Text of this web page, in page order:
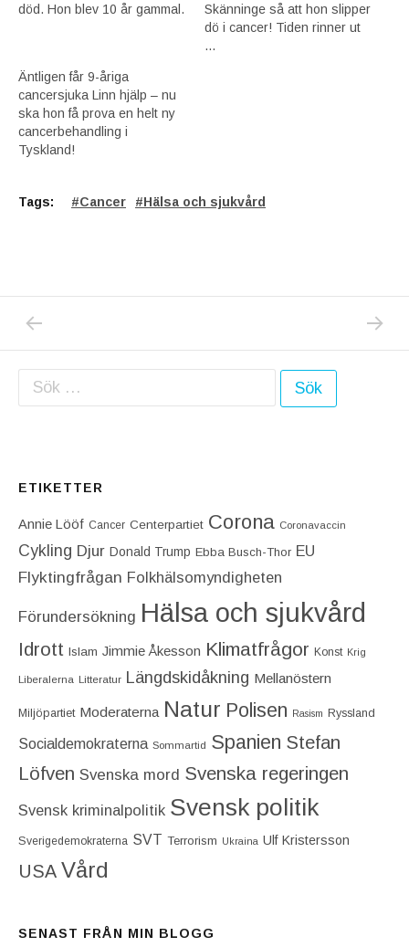
död. Hon blev 10 år gammal.
Skänninge så att hon slipper
dö i cancer! Tiden rinner ut
…
Äntligen får 9-åriga
cancersjuka Linn hjälp – nu
ska hon få prova en helt ny
cancerbehandling i
Tyskland!
Tags: Cancer Hälsa och sjukvård
Inläggsnavigering
PREVIOUS POST: JAG ÄR FRISK! JAG ÄR
NEXT
Sök efter:
ETIKETTER
Annie Lööf Cancer Centerpartiet‎ Corona Coronavaccin
Cykling Djur Donald Trump Ebba Busch-Thor EU
Flyktingfrågan Folkhälsomyndigheten
Förundersökning Hälsa och sjukvård
Idrott Islam Jimmie Åkesson Klimatfrågor Konst Krig
Liberalerna Litteratur Längdskidåkning Mellanöstern
Miljöpartiet Moderaterna Natur Polisen Rasism Ryssland
Socialdemokraterna Sommartid Spanien Stefan
Löfven Svenska mord Svenska regeringen
Svensk kriminalpolitik Svensk politik
Sverigedemokraterna SVT Terrorism Ukraina Ulf Kristersson
USA Vård
SENAST FRÅN MIN BLOGG